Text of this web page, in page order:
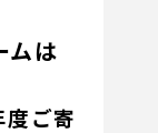
は
ご寄